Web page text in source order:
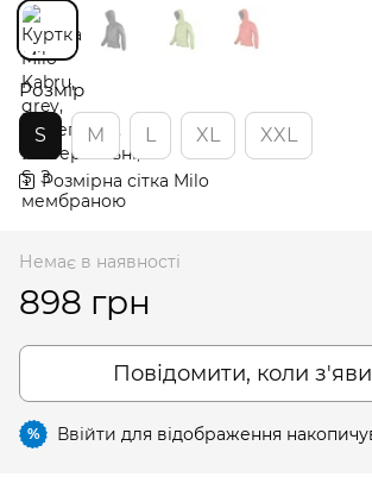
Розмір
S
M L XL XXL
Розмірна сітка Milo
Немає в наявності
898 грн
Повідомити, коли
% Ввійти для відображення